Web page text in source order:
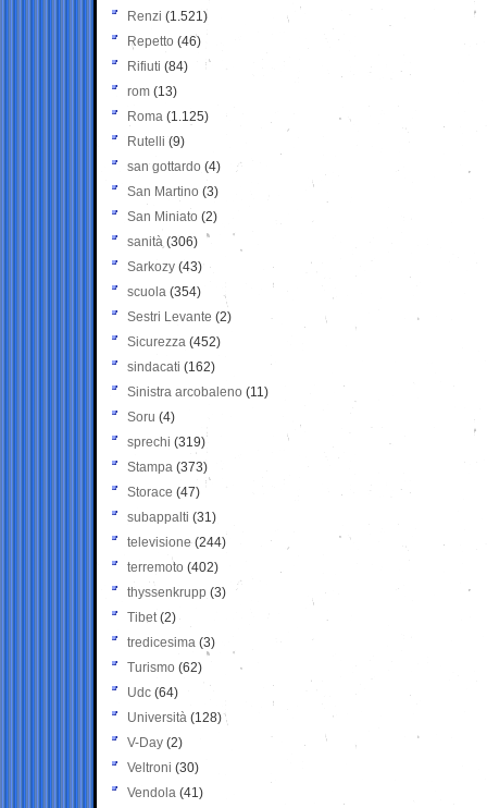
Renzi (1.521)
Repetto (46)
Rifiuti (84)
rom (13)
Roma (1.125)
Rutelli (9)
san gottardo (4)
San Martino (3)
San Miniato (2)
sanità (306)
Sarkozy (43)
scuola (354)
Sestri Levante (2)
Sicurezza (452)
sindacati (162)
Sinistra arcobaleno (11)
Soru (4)
sprechi (319)
Stampa (373)
Storace (47)
subappalti (31)
televisione(244)
terremoto (402)
thyssenkrupp (3)
Tibet(2)
tredicesima (3)
Turismo (62)
Udc (64)
Università (128)
V-Day (2)
Veltroni (30)
Vendola (41)